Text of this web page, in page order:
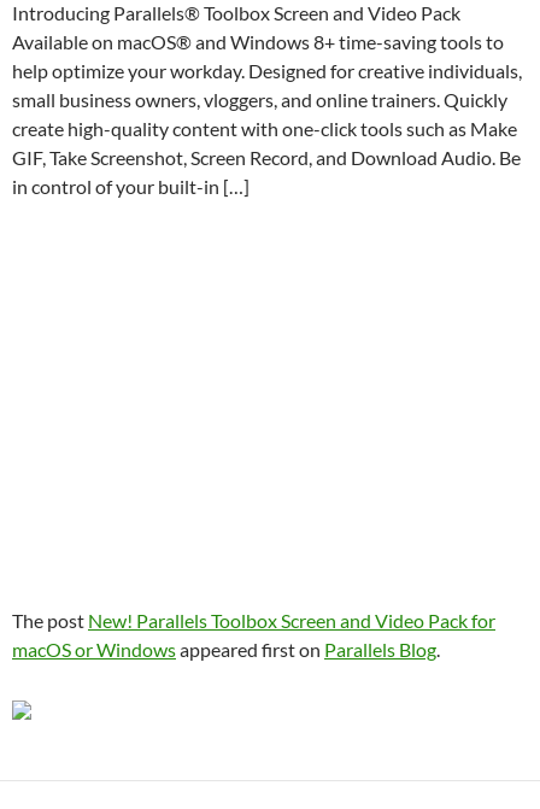
Introducing Parallels® Toolbox Screen and Video Pack
Available on macOS® and Windows 8+ time-saving tools to
help optimize your workday. Designed for creative individuals,
small business owners, vloggers, and online trainers. Quickly
create high-quality content with one-click tools such as Make
GIF, Take Screenshot, Screen Record, and Download Audio. Be
in control of your built-in […]
The post New! Parallels Toolbox Screen and Video Pack for
macOS or Windowsappeared first on Parallels Blog.